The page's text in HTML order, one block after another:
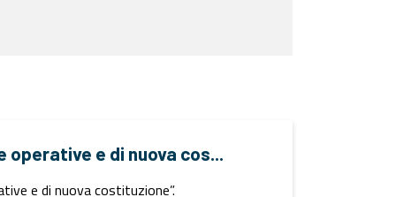
e di nuova cos...
e di nuova costituzione”.